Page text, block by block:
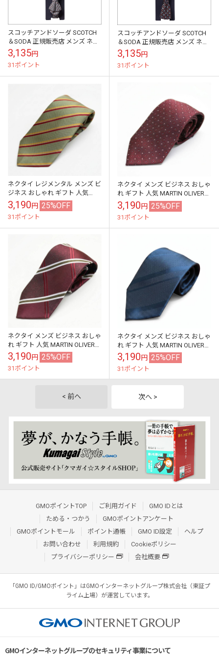
スコッチアンドソーダ SCOTCH
＆SODA 正規販売店 メンズ ネク
タイ ALL-OVER PRINTED BOW-
TIE 77...
3,135円
31ポイント
スコッチアンドソーダ SCOTCH
＆SODA 正規販売店 メンズ ネク
タイ ALL-OVER PRINTED BOW-
TIE 77...
3,135円
31ポイント
ネクタイ レジメンタル メンズ ビ
ジネス おしゃれ ギフト 人気
Adam Smith ポリエステル100%
ストライプ カーキ×...
3,190円 25%OFF
31ポイント
ネクタイ メンズ ビジネス おしゃ
れ ギフト 人気 MARTIN OLIVER
ポリエステル100% ボルドー系小
紋 mo0093
3,190円 25%OFF
31ポイント
ネクタイ メンズ ビジネス おしゃ
れ ギフト 人気 MARTIN OLIVER
ポリエステル100% ストライプ×
オーバーチェック...
3,190円 25%OFF
31ポイント
ネクタイ メンズ ビジネス おしゃ
れ ギフト 人気 MARTIN OLIVER
シャドーストライプ ポリエステ
ル100% ウォッシ...
3,190円 25%OFF
31ポイント
< 前へ 次へ >
GMOポイントTOP ご利用ガイド
GMO IDとは
ためる・つかう
GMOポイントアンケート
GMOポイントモール
ポイント通帳 GMO ID設定
ヘルプ
お問い合わせ
利用規約
Cookieポリシー
プライバシーポリシー
会社概要
「GMO ID/GMOポイント」はGMOインターネットグループ株式会社（東証プ
ライム上場）が運営しています。
GMOインターネットグループのセキュリティ事業について